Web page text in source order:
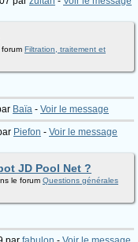
Filtration, traitement et
Baïa - Voir le message
Piefon - Voir le message
JD Pool Net ?
le forum Questions générales